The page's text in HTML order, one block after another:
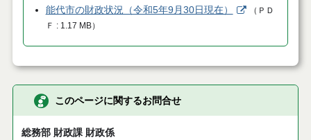
能代市の財政状況（令和5年9月30日現在） （ ＰＤ
Ｆ
1.17 MB）
このページに関するお問合せ
総務部 財政課 財政係